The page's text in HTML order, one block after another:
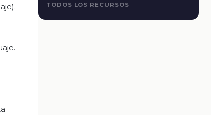
TODOS LOS RECURSOS